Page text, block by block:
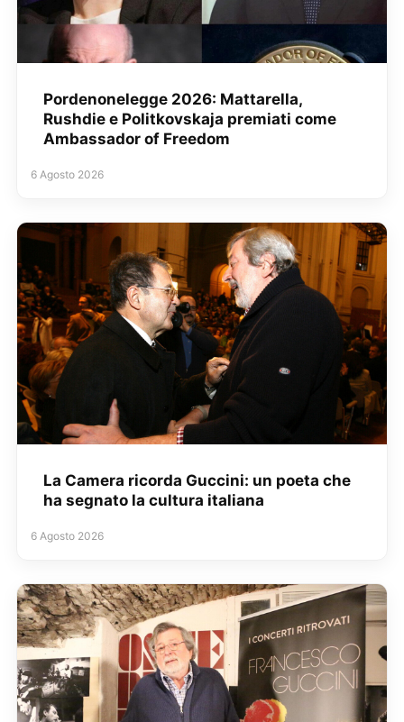
Pordenonelegge 2026: Mattarella,
Rushdie e Politkovskaja premiati come
Ambassador of Freedom
6 Agosto 2026
La Camera ricorda Guccini: un poeta che
ha segnato la cultura italiana
6 Agosto 2026